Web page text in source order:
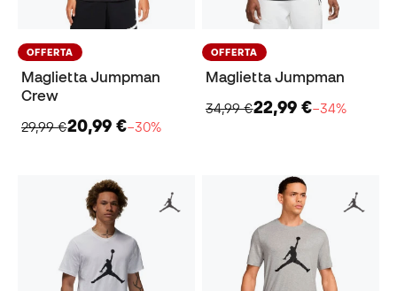
OFFERTA
Maglietta Jumpman
Crew
29,99 €20,99 €−30%
OFFERTA
Maglietta Jumpman
34,99 €22,99 €−34%